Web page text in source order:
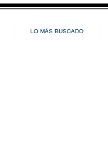
LO MÁS BUSCADO